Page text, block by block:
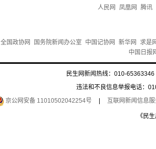
人民网 凤凰网 腾讯
全国政协网 国务院新闻办公室 中国记协网 新华网
求是
中国日报
民生网新闻热线：010-
违法和不良信息举报电话：
京公网安备 11010502042254号
互联网新闻信息
《民